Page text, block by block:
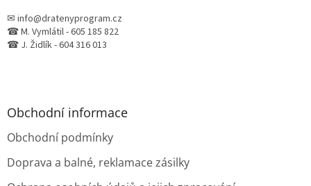
✉ info@dratenyprogram.cz
☎ M. Vymlátil - 605 185 822
☎ J. Židlík - 604 316 013
Obchodní informace
Obchodní podmínky
Doprava a balné, reklamace zásilky